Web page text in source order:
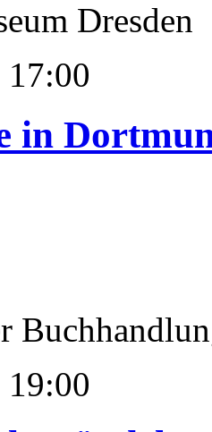
Dresden
17:00
in
19:00